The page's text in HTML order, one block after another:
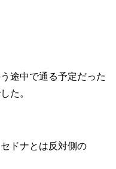
途中で通る予定だった
た。
ドナとは反対側の